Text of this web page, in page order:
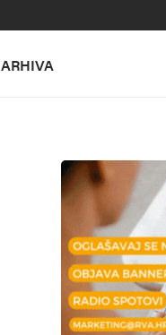
ARHIVA